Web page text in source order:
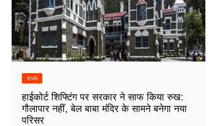
राज्य
हाईकोर्ट शिफ्टिंग पर सरकार ने साफ किया रुख:
गौलापार नहीं, बेल बाबा मंदिर के सामने बनेगा नया
परिसर